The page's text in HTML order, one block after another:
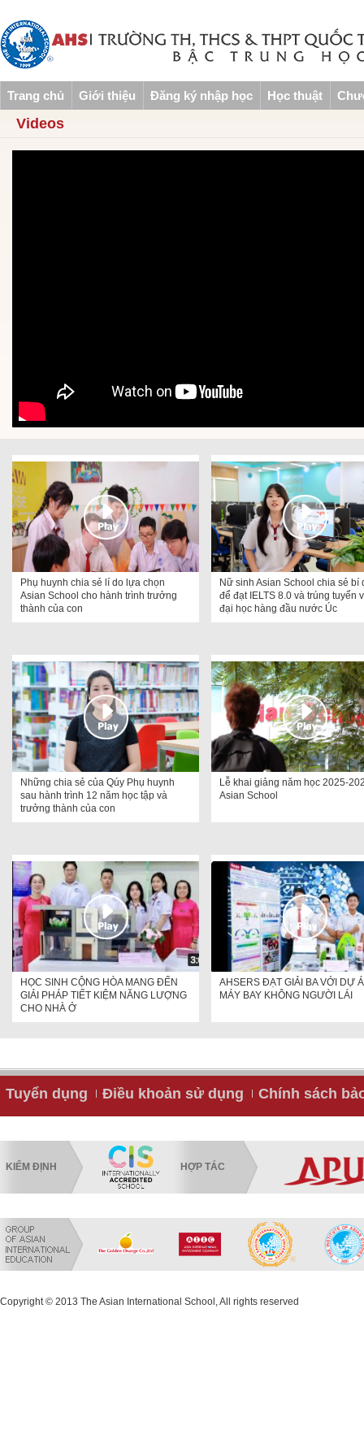
Trang chủ Giới thiệu Đăng ký nhập học Học thuật
Videos
Phụ huynh chia sẻ lí do lựa chọn
Asian School cho hành trình trưởng
thành của con
Nữ sinh Asian School chia sẻ bí
để đạt IELTS 8.0 và trúng tuyển
đại học hàng đầu nước Úc
Những chia sẻ của Qúy Phụ huynh
sau hành trình 12 năm học tập và
trưởng thành của con
Lễ khai giảng năm học 2025-
Asian School
HỌC SINH CỘNG HÒA MANG ĐẾN
GIẢI PHÁP TIẾT KIỆM NĂNG LƯỢNG
CHO NHÀ Ở
AHSERS ĐẠT GIẢI BA VỚI DỰ
MÁY BAY KHÔNG NGƯỜI LÁI
Tuyển dụng Điều khoản sử dụng Chính sách
KIỂM ĐỊNH HỢP TÁC
Copyright © 2013 The Asian International School, All rights reserved